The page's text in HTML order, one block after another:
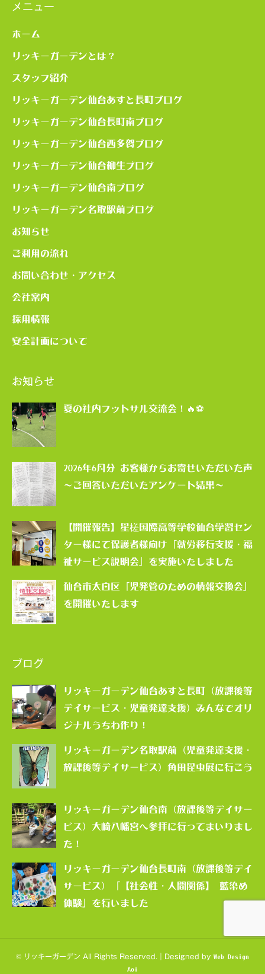
メニュー
ホーム
リッキーガーデンとは？
スタッフ紹介
リッキーガーデン仙台あすと長町ブログ
リッキーガーデン仙台長町南ブログ
リッキーガーデン仙台西多賀ブログ
リッキーガーデン仙台柳生ブログ
リッキーガーデン仙台南ブログ
リッキーガーデン名取駅前ブログ
お知らせ
ご利用の流れ
お問い合わせ・アクセス
会社案内
採用情報
安全計画について
お知らせ
夏の社内フットサル交流会！🔥⚽
2026年6月分 お客様からお寄せいただいた声
～ご回答いただいたアンケート結果～
【開催報告】星槎国際高等学校仙台学習セン
ター様にて保護者様向け「就労移行支援・福
祉サービス説明会」を実施いたしました
仙台市太白区「児発管のための情報交換会」
を開催いたします
ブログ
リッキーガーデン仙台あすと長町（放課後等
デイサービス・児童発達支援）みんなでオリ
ジナルうちわ作り！
リッキーガーデン名取駅前（児童発達支援・
放課後等デイサービス）角田昆虫展に行こう
リッキーガーデン仙台南（放課後等デイサー
ビス）大崎八幡宮へ参拝に行ってまいりまし
た！
リッキーガーデン仙台長町南（放課後等デイ
サービス）「【社会性・人間関係】 藍染め
体験」を行いました
© リッキーガーデン All Rights Reserved.｜Designed by Web Design
Aoi